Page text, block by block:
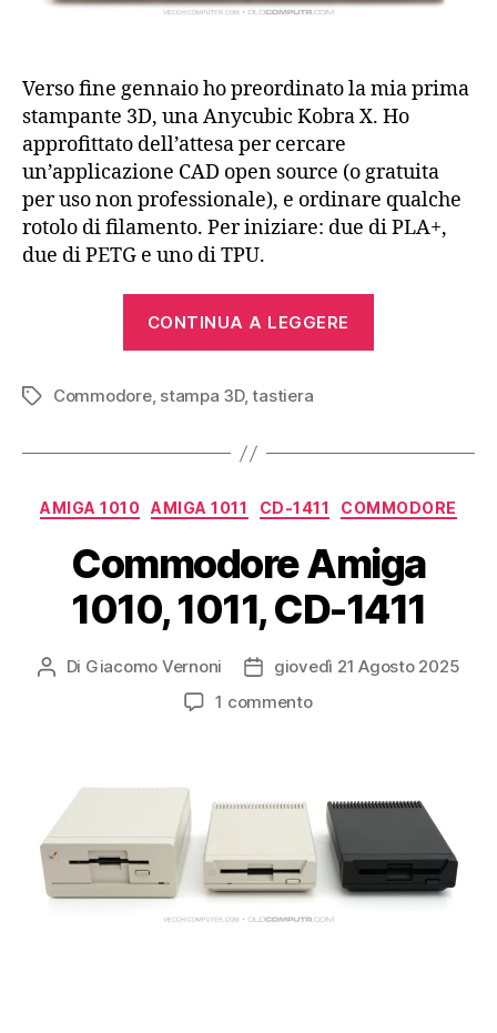
Verso fine gennaio ho preordinato la mia prima
stampante 3D, una Anycubic Kobra X. Ho
approfittato dell’attesa per cercare
un’applicazione CAD open source (o gratuita
per uso non professionale), e ordinare qualche
rotolo di filamento. Per iniziare: due di PLA+,
due di PETG e uno di TPU.
CONTINUA A LEGGERE
Commodore
Tag Commodore, stampa 3D,tastiera
Categorie
AMIGA 1010 AMIGA 1011 CD-1411 COMMODORE
Commodore Amiga
1010, 1011, CD-1411
Autore
Di Giacomo Vernoni
Data
dell'articolo
giovedì 21 Agosto 2025
1 commentosu
1011,
CD-
1411